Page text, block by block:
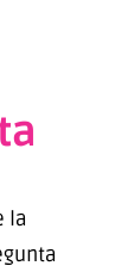
la